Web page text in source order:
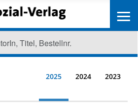
2025 2024 2023
≡